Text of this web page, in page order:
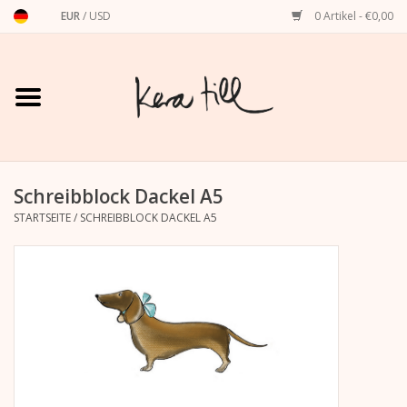
EUR/ USD 0 Artikel - €0,00
Startseite
Art Prints
Schreibblock Dackel A5
STARTSEITE/ SCHREIBBLOCK DACKEL A5